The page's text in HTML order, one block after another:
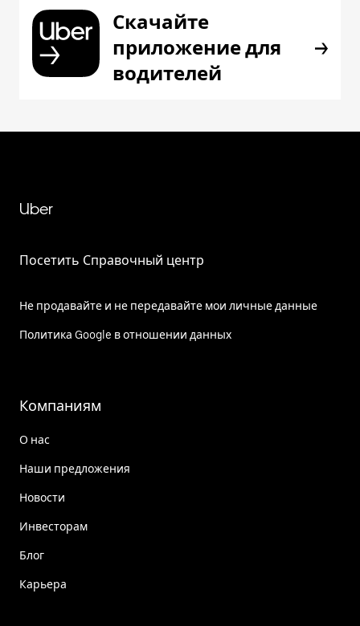
Скачайте
приложение для
водителей
Uber
Посетить Справочный центр
Не продавайте и не передавайте мои личные данные
Политика Google в отношении данных
Компаниям
О нас
Наши предложения
Новости
Инвесторам
Блог
Карьера